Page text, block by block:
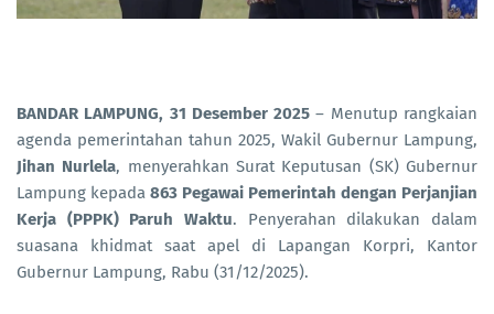
BANDAR LAMPUNG, 31 Desember 2025 – Menutup rangkaian
agenda pemerintahan tahun 2025, Wakil Gubernur Lampung,
Jihan Nurlela, menyerahkan Surat Keputusan (SK) Gubernur
Lampung kepada 863 Pegawai Pemerintah dengan Perjanjian
Kerja (PPPK) Paruh Waktu. Penyerahan dilakukan dalam
suasana khidmat saat apel di Lapangan Korpri, Kantor
Gubernur Lampung, Rabu (31/12/2025).